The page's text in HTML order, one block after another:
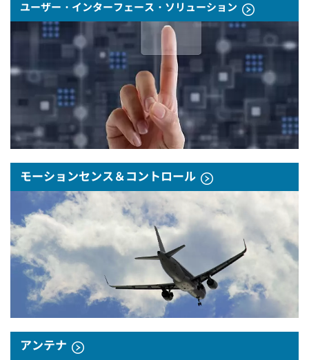
ユーザー・インターフェース・ソリューション
モーションセンス＆コントロール
アンテナ